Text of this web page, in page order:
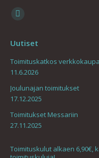
Find us on:
opens
in
new
window
Uutiset
Toimituskatkos
11.6.2026
Joulunajan toimitukset
17.12.2025
Toimitukset Messariin
27.11.2025
Toimituskulut alkaen 6,90€,